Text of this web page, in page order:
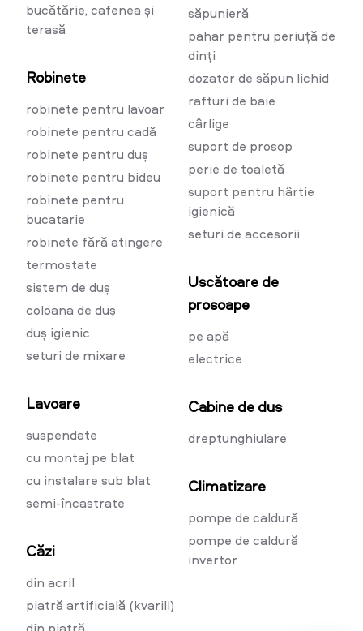
bucătărie, cafenea și
terasă
Robinete
robinete pentru lavoar
robinete pentru cadă
robinete pentru duș
robinete pentru bideu
robinete pentru
bucatarie
robinete fără atingere
termostate
sistem de duș
coloana de duș
duș igienic
seturi de mixare
Lavoare
suspendate
cu montaj pe blat
cu instalare sub blat
semi-încastrate
Căzi
din acril
piatră artificială (kvarill)
săpunieră
pahar pentru periuță de
dinți
dozator de săpun lichid
rafturi de baie
cârlige
suport de prosop
perie de toaletă
suport pentru hârtie
igienică
seturi de accesorii
Uscătoare de
prosoape
pe apă
electrice
Cabine de dus
dreptunghiulare
Climatizare
pompe de caldură
pompe de caldură
invertor